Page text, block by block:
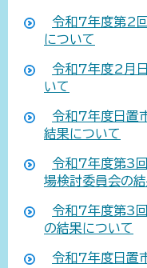
令和7年度第2
について
令和7年度2月
いて
令和7年度日置
結果について
令和7年度第3
場検討委員会の
令和7年度第3
の結果について
令和7年度日置